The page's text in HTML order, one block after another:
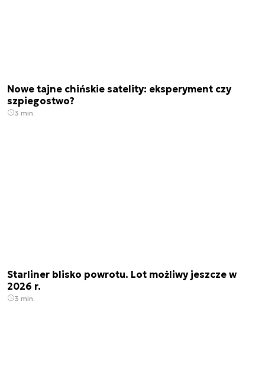
Nowe tajne chińskie satelity: eksperyment czy
szpiegostwo?
3 min.
Starliner blisko powrotu. Lot możliwy jeszcze w
2026 r.
3 min.